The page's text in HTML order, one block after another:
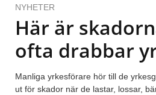
NYHETER
Här är
ofta drabbar
Manliga yrkesförare hör till de
ut för skador när de lastar, lossar,